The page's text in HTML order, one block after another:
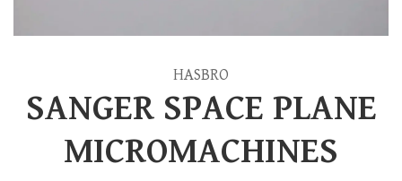
HASBRO
SANGER SPACE PLANE
MICROMACHINES